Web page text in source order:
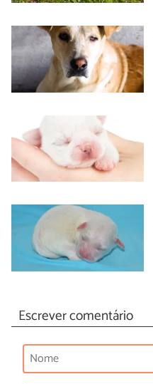
Escrever comentário